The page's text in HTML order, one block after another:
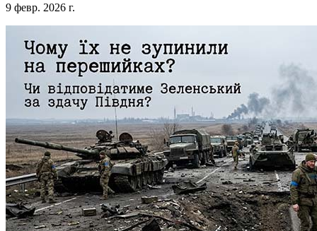
9 февр. 2026 г.